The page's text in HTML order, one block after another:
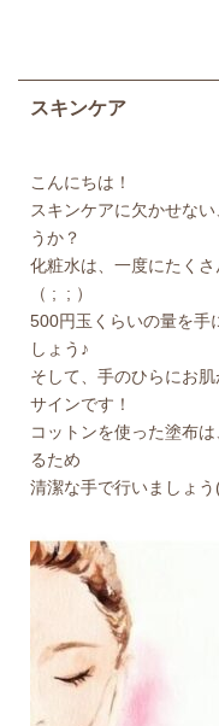
スキンケア
こんにちは！
スキンケアに欠かせな
うか？
化粧水は、一度にたく
（ ; ; ）
500円玉くらいの量を手
しょう♪
そして、手のひらにお
サインです！
コットンを使った塗布
るため
清潔な手で行いましょ